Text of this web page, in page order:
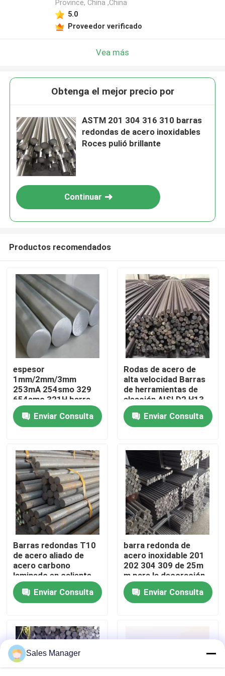
Inicio
Productos
Videos
Sobre nosotros
Visita a la fábrica
Control de Calidad
Contacto
Todos los casos
Solicitar una cotización
Province, China ,China
5.0
Proveedor verificado
Vea más
Obtenga el mejor precio por
ASTM 201 304 316 310 barras
redondas de acero inoxidables
Roces pulió brillante
Continuar
Productos recomendados
espesor
1mm/2mm/3mm
253mA 254smo 329
654smo 321H barra
de acero inoxidable
precio de fábrica
Enviar Consulta
Rodas de acero de
alta velocidad Barras
de herramientas de
aleación AISI D2 H13
P20 S7 Rodas de
acero forjado redondo
Enviar Consulta
Barras redondas T10
de acero aliado de
acero carbono
laminado en caliente
sin aleación Cnjia
suave Tt / Lc Q235b
Jbr Ancho
Enviar Consulta
barra redonda de
acero inoxidable 201
202 304 309 de 25m
m para la decoración
de la construcción
Enviar Consulta
Sales Manager